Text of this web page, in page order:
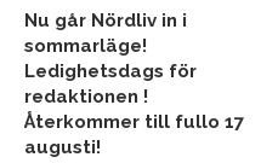
Nu går Nördliv in i
sommarläge!
Ledighetsdags för
redaktionen !
Återkommer till fullo 17
augusti!